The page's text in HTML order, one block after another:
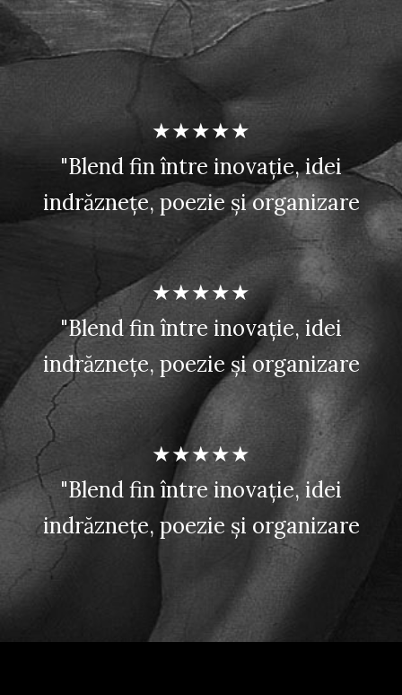
★★★★★
"Blend fin între inovație, idei
indrăznețe, poezie și organizare
★★★★★
"Blend fin între inovație, idei
indrăznețe, poezie și organizare
★★★★★
"Blend fin între inovație, idei
indrăznețe, poezie și organizare